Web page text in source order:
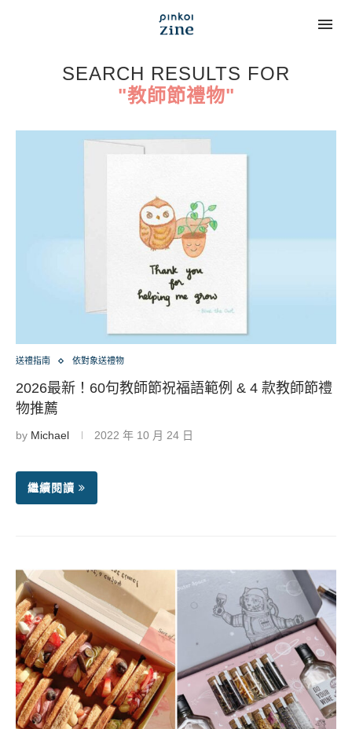
SEARCH RESULTS FOR
"教師節禮物"
送禮指南 依對象送禮物
2026最新！60句教師節祝福語範例 & 4 款教師節禮
物推薦
by Michael 2022 年 10 月 24 日
繼續閱讀